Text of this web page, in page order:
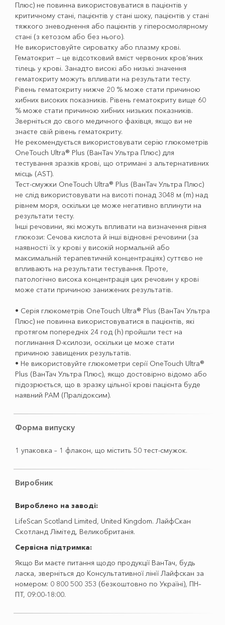
Плюс) не повинна використовуватися в пацієнтів у
критичному стані, пацієнтів у стані шоку, пацієнтів у стані
тяжкого зневоднення або пацієнтів у гіперосмолярному
стані (з кетозом або без нього).
Не використовуйте сироватку або плазму крові.
Гематокрит — це відсотковий вміст червоних кров’яних
тілець у крові. Занадто високі або низькі значення
гематокриту можуть впливати на результати тесту.
Рівень гематокриту нижче 20 % може стати причиною
хибних високих показників. Рівень гематокриту вище 60
% може стати причиною хибних низьких показників.
Зверніться до свого медичного фахівця, якщо ви не
знаєте свій рівень гематокриту.
Не рекомендується використовувати серію глюкометрів
OneTouch Ultra® Plus (ВанТач Ультра Плюс) для
тестування зразків крові, що отримані з альтернативних
місць (AST).
Тест-смужки OneTouch Ultra® Plus (ВанТач Ультра Плюс)
не слід використовувати на висоті понад 3048 м (m) над
рівнем моря, оскільки це може негативно вплинути на
результати тесту.
Інші речовини, які можуть впливати на визначення рівня
глюкози: Сечова кислота й інші відновні речовини (за
наявності їх у крові у високій нормальній або
максимальній терапевтичній концентраціях) суттєво не
впливають на результати тестування. Проте,
патологічно висока концентрація цих речовин у крові
може стати причиною занижених результатів.
• Серія глюкометрів OneTouch Ultra® Plus (ВанТач Ультра
Плюс) не повинна використовуватися в пацієнтів, які
протягом попередніх 24 год (h) пройшли тест на
поглинання D-ксилози, оскільки це може стати
причиною завищених результатів.
• Не використовуйте глюкометри серії OneTouch Ultra®
Plus (ВанТач Ультра Плюс), якщо достовірно відомо або
підозрюється, що в зразку цільної крові пацієнта буде
наявний PAM (Пралідоксим).
Форма випуску
1 упаковка – 1 флакон, що містить 50 тест-смужок.
Виробник
Вироблено на заводі:
LifeScan Scotland Limited, United Kingdom. ЛайфСкан
Скотланд Лімітед, Великобританія.
Сервісна підтримка:
Якщо Ви маєте питання щодо продукції ВанТач, будь
ласка, зверніться до Консультативної лінії Лайфскан за
номером: 0 800 500 353 (безкоштовно по Україні), ПН–
ПТ, 09:00-18:00.